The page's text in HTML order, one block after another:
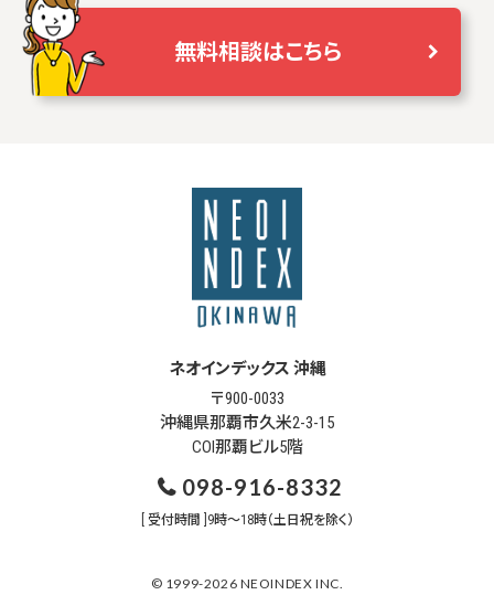
無料相談はこちら
ネオインデックス 沖縄
〒900-0033
沖縄県那覇市久米2-3-15
COI那覇ビル5階
098-916-8332
[ 受付時間 ]9時～18時（土日祝を除く）
© 1999-2026 NEOINDEX INC.